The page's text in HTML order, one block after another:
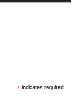
* indicates required